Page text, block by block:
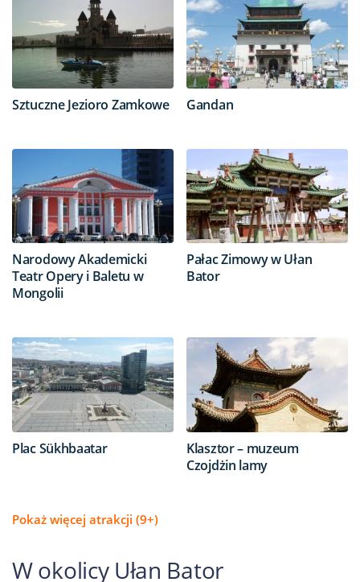
Sztuczne Jezioro Zamkowe Gandan
Narodowy Akademicki
Teatr Opery i Baletu w
Mongolii
Pałac Zimowy w Ułan
Bator
Plac Sükhbaatar
Klasztor – muzeum
Czojdżin lamy
Pokaż więcej atrakcji (9+)
W okolicy Ułan Bator